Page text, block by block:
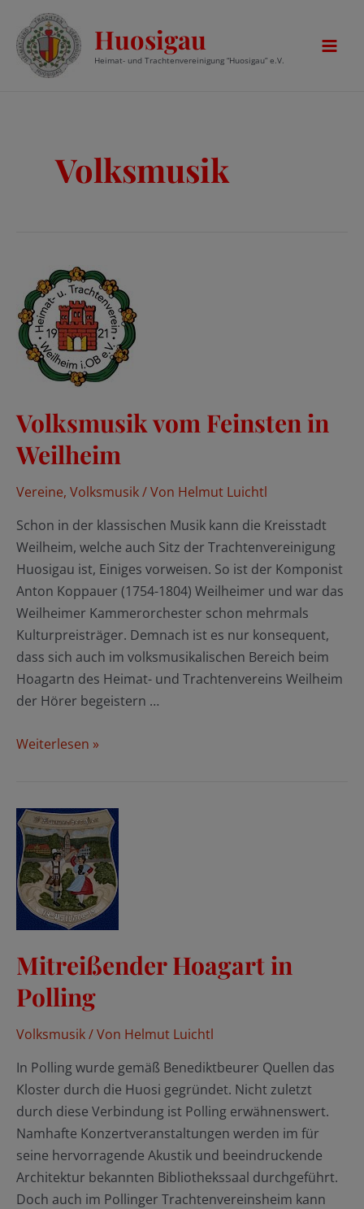
Inhalt
springen
Huosigau
Heimat- und Trachtenvereinigung “Huosigau” e.V.
Volksmusik
Volksmusik vom Feinsten in
Weilheim
Vereine, Volksmusik/ Von Helmut Luichtl
Schon in der klassischen Musik kann die Kreisstadt
Weilheim, welche auch Sitz der Trachtenvereinigung
Huosigau ist, Einiges vorweisen. So ist der Komponist
Anton Koppauer (1754-1804) Weilheimer und war das
Weilheimer Kammerorchester schon mehrmals
Kulturpreisträger. Demnach ist es nur konsequent,
dass sich auch im volksmusikalischen Bereich beim
Hoagartn des Heimat- und Trachtenvereins Weilheim
der Hörer begeistern …
Volksmusik
in
Weilheim
Weiterlesen »
Mitreißender Hoagart in
Polling
Volksmusik/ Von Helmut Luichtl
In Polling wurde gemäß Benediktbeurer Quellen das
Kloster durch die Huosi gegründet. Nicht zuletzt
durch diese Verbindung ist Polling erwähnenswert.
Namhafte Konzertveranstaltungen werden im für
seine hervorragende Akustik und beeindruckende
Architektur bekannten Bibliothekssaal durchgeführt.
Doch auch im Pollinger Trachtenvereinsheim kann